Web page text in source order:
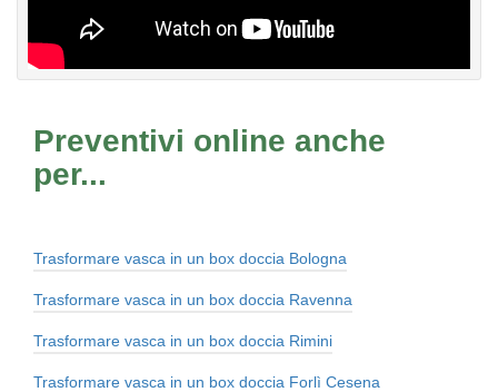
Preventivi online anche
per...
Trasformare vasca in un box doccia Bologna
Trasformare vasca in un box doccia Ravenna
Trasformare vasca in un box doccia Rimini
Trasformare vasca in un box doccia Forlì Cesena